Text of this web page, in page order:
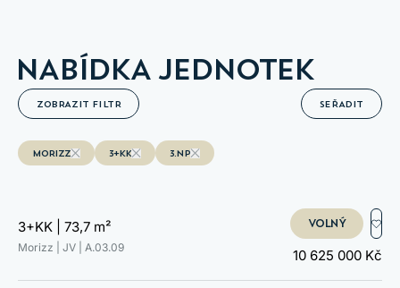
NABÍDKA JEDNOTEK
ZOBRAZIT FILTR SEŘADIT
MORIZZ 3+KK 3.NP
3+KK | 73,7 m²
Morizz | JV | A.03.09
VOLNÝ
10 625 000 Kč